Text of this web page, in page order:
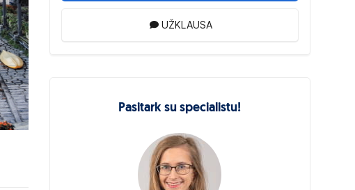
UŽKLAUSA
Pasitark su specialistu!